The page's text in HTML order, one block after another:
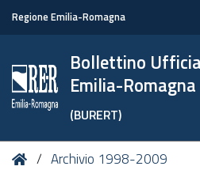
Regione Emilia-Romagna
Bollettino
Emilia-Romagna
(BURERT)
Tu HomeArchivio 1998-2009